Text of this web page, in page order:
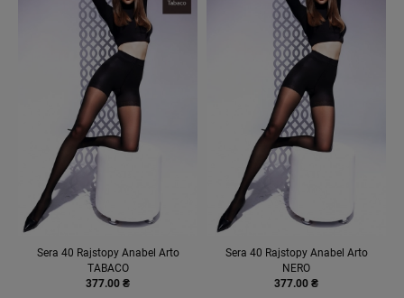
Sera 40 Rajstopy Anabel Arto
TABACO
377.00 ₴
Sera 40 Rajstopy Anabel Arto
NERO
377.00 ₴